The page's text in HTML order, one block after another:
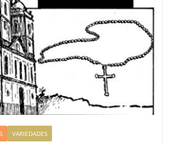
VARIEDADES